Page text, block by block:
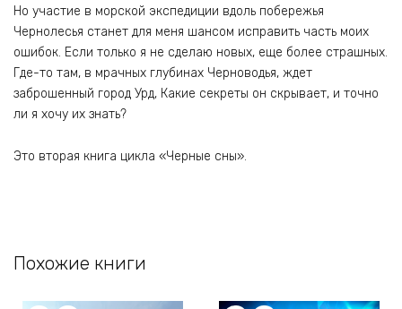
Но участие в морской экспедиции вдоль побережья
Чернолесья станет для меня шансом исправить часть моих
ошибок. Если только я не сделаю новых, еще более страшных.
Где-то там, в мрачных глубинах Черноводья, ждет
заброшенный город Урд, Какие секреты он скрывает, и точно
ли я хочу их знать?
Это вторая книга цикла «Черные сны».
Похожие книги